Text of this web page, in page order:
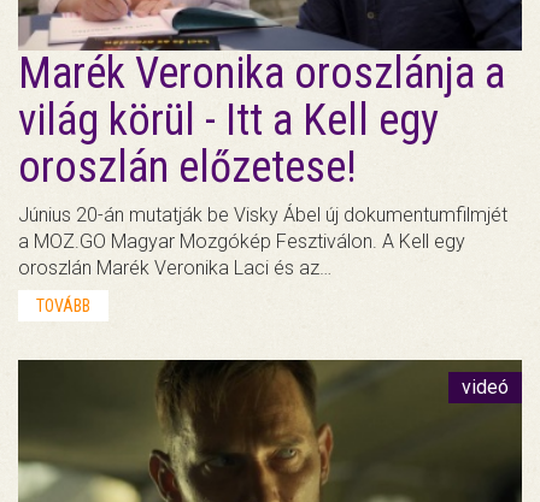
Marék Veronika oroszlánja a
világ körül - Itt a Kell egy
oroszlán előzetese!
Június 20-án mutatják be Visky Ábel új dokumentumfilmjét
a MOZ.GO Magyar Mozgókép Fesztiválon. A Kell egy
oroszlán Marék Veronika Laci és az…
TOVÁBB
videó